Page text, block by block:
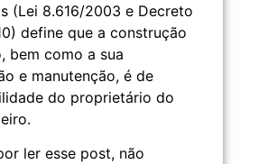
(Lei 8.616/2003 e Decreto
define que a construção
bem como a sua
e manutenção, é de
do proprietário do
ler esse post, não